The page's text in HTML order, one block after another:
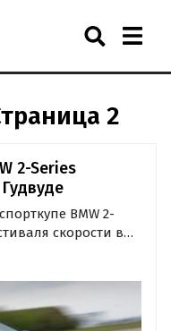
2
2-Series
BMW 2-
скорости в